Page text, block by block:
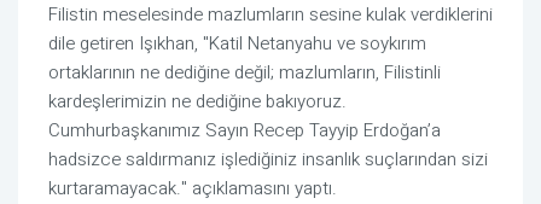
Filistin meselesinde mazlumların sesine kulak verdiklerini
dile getiren Işıkhan, "Katil Netanyahu ve soykırım
ortaklarının ne dediğine değil; mazlumların, Filistinli
kardeşlerimizin ne dediğine bakıyoruz.
Cumhurbaşkanımız Sayın Recep Tayyip Erdoğan’a
hadsizce saldırmanız işlediğiniz insanlık suçlarından sizi
kurtaramayacak." açıklamasını yaptı.